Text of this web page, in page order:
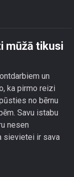
mūžā tikusi
un
ka pirmo reizi
no bērnu
Savu istabu
nesen
sievietei ir sava